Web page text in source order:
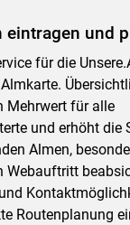
eintragen und
für die
Mehrwert für alle
und erhöht die
Almen,
Webauftritt
Routenplanung